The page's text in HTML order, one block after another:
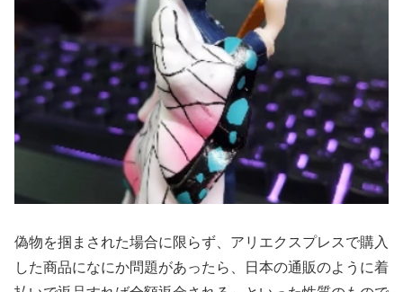
偽物を掴まされた場合に限らず、アリエクスプレスで購入
した商品になにか問題があったら、日本の通販のように着